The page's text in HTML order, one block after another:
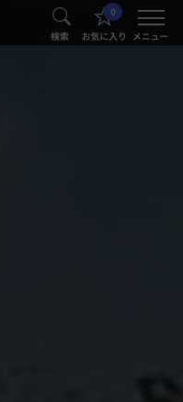
検索
0
お気に入り メニュー
®